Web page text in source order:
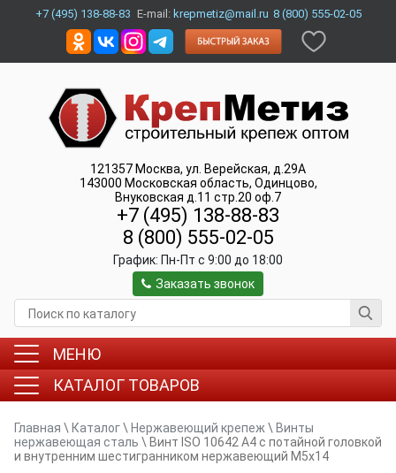
+7 (495) 138-88-83 E-mail: krepmetiz@mail.ru 8 (800) 555-02-05
121357 Москва, ул. Верейская, д.29А
143000 Московская область, Одинцово,
Внуковская д.11 стр.20 оф.7
+7 (495) 138-88-83
8 (800) 555-02-05
График: Пн-Пт c 9:00 до 18:00
Заказать звонок
МЕНЮ
КАТАЛОГ ТОВАРОВ
Главная \ Каталог\ Нержавеющий крепеж \ Винты
нержавеющая сталь \ Винт ISO 10642 A4 с потайной головкой
и внутренним шестигранником нержавеющий M5x14